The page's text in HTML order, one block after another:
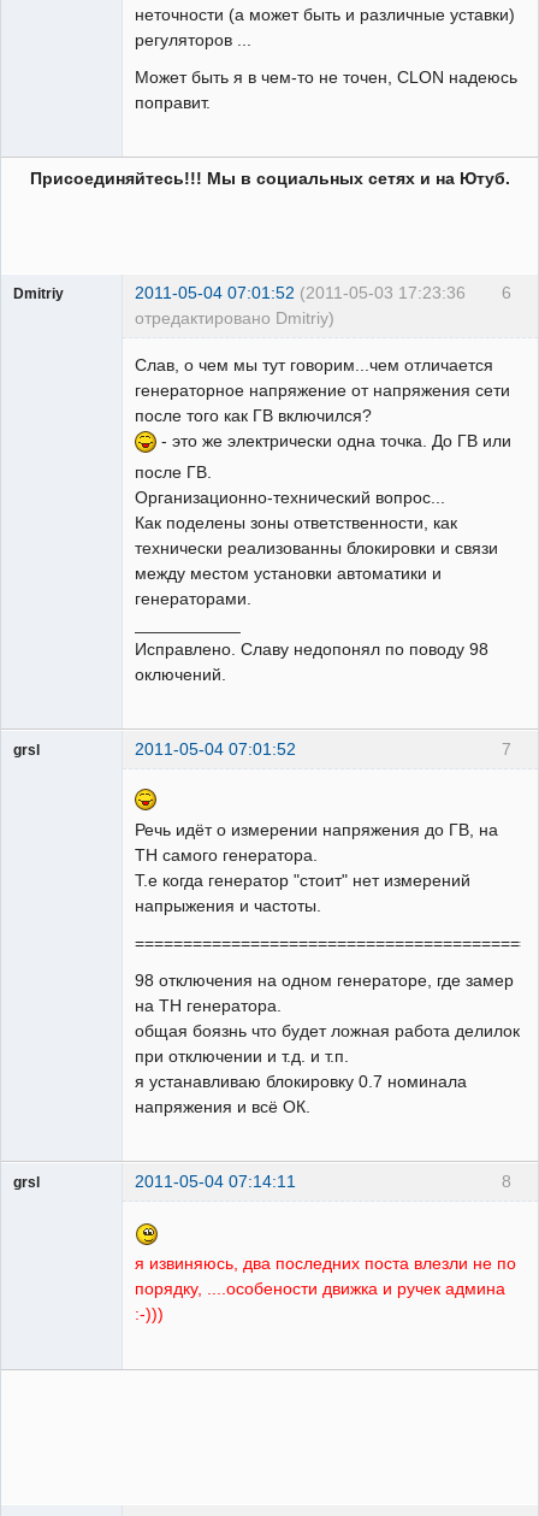
неточности (а может быть и различные уставки)
регуляторов ...
Может быть я в чем-то не точен, CLON надеюсь
поправит.
Присоединяйтесь!!! Мы в социальных сетях и на Ютуб.
6
Dmitriy 2011-05-04 07:01:52 (2011-05-03 17:23:36
отредактировано Dmitriy)
Слав, о чем мы тут говорим...чем отличается
генераторное напряжение от напряжения сети
после того как ГВ включился?
- это же электрически одна точка. До ГВ или
после ГВ.
Организационно-технический вопрос...
Как поделены зоны ответственности, как
технически реализованны блокировки и связи
между местом установки автоматики и
генераторами.
Исправлено. Славу недопонял по поводу 98
оключений.
7
grsl 2011-05-04 07:01:52
Речь идёт о измерении напряжения до ГВ, на
ТН самого генератора.
Т.е когда генератор "стоит" нет измерений
напрыжения и частоты.
98 отключения на одном генераторе, где замер
на ТН генератора.
общая боязнь что будет ложная работа делилок
при отключении и т.д. и т.п.
я устанавливаю блокировку 0.7 номинала
напряжения и всё ОК.
8
grsl 2011-05-04 07:14:11
я извиняюсь, два последних поста влезли не по
порядку, ....особености движка и ручек админа
:-)))